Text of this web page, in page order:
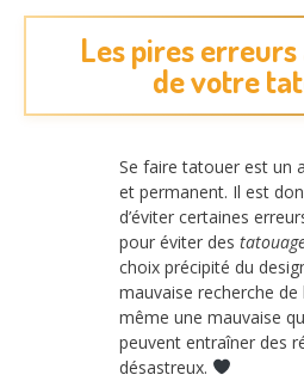
Les pires
de votre
Se faire tatouer est un
et permanent. Il est
d’éviter certaines
pour éviter des
choix précipité du
mauvaise recherche de
même une mauvaise
peuvent entraîner des
désastreux.